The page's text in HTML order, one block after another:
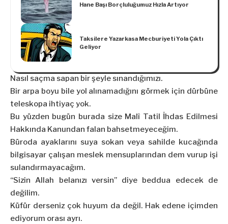
Hane Başı Borçluluğumuz Hızla Artıyor
Taksilere Yazarkasa Mecburiyeti Yola Çıktı
Geliyor
Nasıl saçma sapan bir şeyle sınandığımızı.
Bir arpa boyu bile yol alınamadığını görmek için dürbüne
teleskopa ihtiyaç yok.
Bu yüzden bugün burada size Malî Tatil İhdas Edilmesi
Hakkında Kanundan falan bahsetmeyeceğim.
Büroda ayaklarını suya sokan veya sahilde kucağında
bilgisayar çalışan meslek mensuplarından dem vurup işi
sulandırmayacağım.
“Sizin Allah belanızı versin” diye beddua edecek de
değilim.
Küfür derseniz çok huyum da değil. Hak edene içimden
ediyorum orası ayrı.